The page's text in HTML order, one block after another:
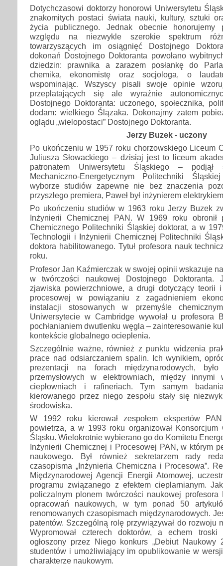
Dotychczasowi doktorzy honorowi Uniwersytetu
znakomitych postaci świata nauki, kultury, sztuki
życia publicznego. Jednak obecnie honorujemy
względu na niezwykle szerokie spektrum
towarzyszących im osiągnięć Dostojnego
dokonań Dostojnego Doktoranta powołano
dziedzin: prawnika a zarazem posłankę do
chemika, ekonomistę oraz socjologa, o
wspominając. Wszyscy pisali swoje opinie
przeplatających się ale wyraźnie
Dostojnego Doktoranta: uczonego, społecznika,
dodam: wielkiego Ślązaka. Dokonajmy zatem
oglądu „wielopostaci” Dostojnego Doktoranta.
Jerzy Buzek - uczony
Po ukończeniu w 1957 roku chorzowskiego Liceum
Juliusza Słowackiego – dzisiaj jest to liceum
patronatem Uniwersytetu Śląskiego –
Mechaniczno-Energetycznym Politechniki
wyborze studiów zapewne nie bez znaczenia
przyszłego premiera, Paweł był inżynierem
Po ukończeniu studiów w 1963 roku Jerzy Buzek
Inżynierii Chemicznej PAN. W 1969 roku obronił
Chemicznego Politechniki Śląskiej doktorat, a w
Technologii i Inżynierii Chemicznej Politechniki
doktora habilitowanego. Tytuł profesora nauk
roku.
Profesor Jan Kaźmierczak w swojej opinii wskazuje
w twórczości naukowej Dostojnego Doktoranta.
zjawiska powierzchniowe, a drugi dotyczący teorii
procesowej w powiązaniu z zagadnieniem
instalacji stosowanych w przemyśle
Uniwersytecie w Cambridge wywołał u profesora
pochłanianiem dwutlenku węgla – zainteresowanie
kontekście globalnego ocieplenia.
Szczególnie ważne, również z punktu widzenia
prace nad odsiarczaniem spalin. Ich wynikiem,
prezentacji na forach międzynarodowych,
przemysłowych w elektrowniach, między
ciepłowniach i rafineriach. Tym samym
kierowanego przez niego zespołu stały się
środowiska.
W 1992 roku kierował zespołem ekspertów
powietrza, a w 1993 roku organizował Konsorcjum
Śląsku. Wielokrotnie wybierano go do Komitetu
Inżynierii Chemicznej i Procesowej PAN, w którym
naukowego. Był również sekretarzem rady
czasopisma „Inżynieria Chemiczna i Procesowa”.
Międzynarodowej Agencji Energii Atomowej,
programu związanego z efektem cieplarnianym.
policzalnym plonem twórczości naukowej
opracowań naukowych, w tym ponad 50
renomowanych czasopismach międzynarodowych.
patentów. Szczególną rolę przywiązywał do rozwoju
Wypromował czterech doktorów, a echem
ogłoszony przez Niego konkurs „Debiut Naukowy
studentów i umożliwiający im opublikowanie w
charakterze naukowym.